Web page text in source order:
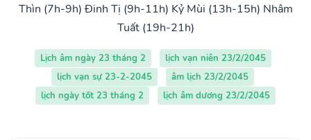
Thìn (7h-9h) Đinh Tị (9h-11h) Kỷ Mùi (13h-15h) Nhâm
Tuất (19h-21h)
Lịch âm ngày 23 tháng 2
lịch vạn niên 23/2/2045
lịch vạn sự 23-2-2045
âm lịch 23/2/2045
lịch ngày tốt 23 tháng 2
lịch âm dương 23/2/2045